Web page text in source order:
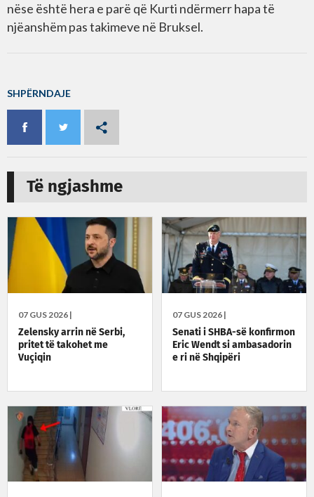
nëse është hera e parë që Kurti ndërmerr hapa të
njëanshëm pas takimeve në Bruksel.
SHPËRNDAJE
Të ngjashme
07 GUS 2026 |
Zelensky arrin në Serbi,
pritet të takohet me
Vuçiqin
07 GUS 2026 |
Senati i SHBA-së konfirmon
Eric Wendt si ambasadorin
e ri në Shqipëri